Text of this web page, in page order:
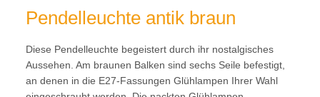
Pendelleuchte antik braun
Diese Pendelleuchte begeistert durch ihr nostalgisches
Aussehen. Am braunen Balken sind sechs Seile befestigt,
an denen in die E27-Fassungen Glühlampen Ihrer Wahl